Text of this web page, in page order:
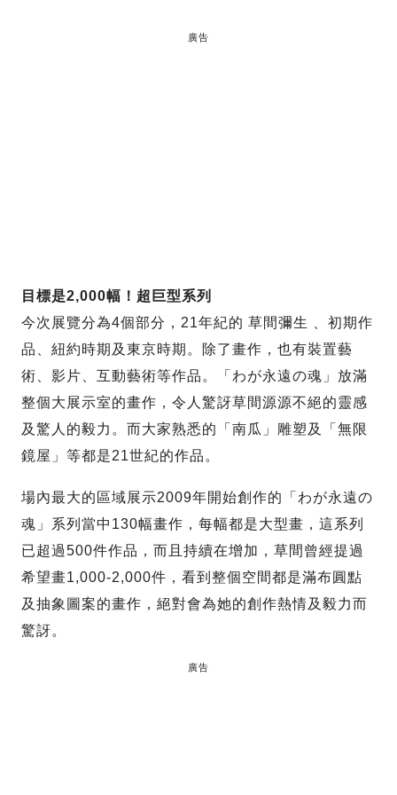
廣告
目標是2,000幅！超巨型系列
今次展覽分為4個部分，21年紀的 草間彌生 、初期作
品、紐約時期及東京時期。除了畫作，也有裝置藝
術、影片、互動藝術等作品。「わが永遠の魂」放滿
整個大展示室的畫作，令人驚訝草間源源不絕的靈感
及驚人的毅力。而大家熟悉的「南瓜」雕塑及「無限
鏡屋」等都是21世紀的作品。
場內最大的區域展示2009年開始創作的「わが永遠の
魂」系列當中130幅畫作，每幅都是大型畫，這系列
已超過500件作品，而且持續在增加，草間曾經提過
希望畫1,000-2,000件，看到整個空間都是滿布圓點
及抽象圖案的畫作，絕對會為她的創作熱情及毅力而
驚訝。
廣告